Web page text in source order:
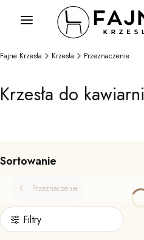
Fajne Krzesła Krzesła Przeznaczenie
Krzesła do kawiarni
Sortowanie
Przeznaczenie
Filtry